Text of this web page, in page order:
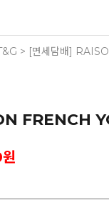
> [면세담배]
FRENCH
원